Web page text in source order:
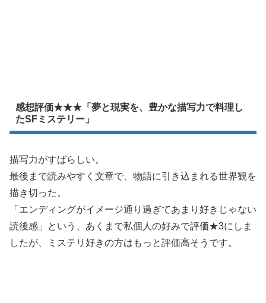
感想評価★★★「夢と現実を、豊かな描写力で料理し
たSFミステリー」
描写力がすばらしい。
最後まで読みやすく文章で、物語に引き込まれる世界観を
描き切った。
「エンディングがイメージ通り過ぎてあまり好きじゃない
読後感」という、あくまで私個人の好みで評価★3にしま
したが、ミステリ好きの方はもっと評価高そうです。